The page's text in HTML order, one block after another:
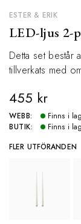
ESTER & ERIK
LED-ljus 2-
Detta set består
tillverkats med
455 kr
WEBB:
Finns i
BUTIK:
Finns i
FLER UTFÖRANDEN